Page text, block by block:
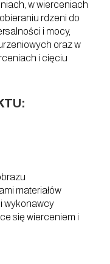
w wierceniach
rdzeni do
i mocy,
oraz w
i cięciu
materiałów
wykonawcy
się wierceniem i